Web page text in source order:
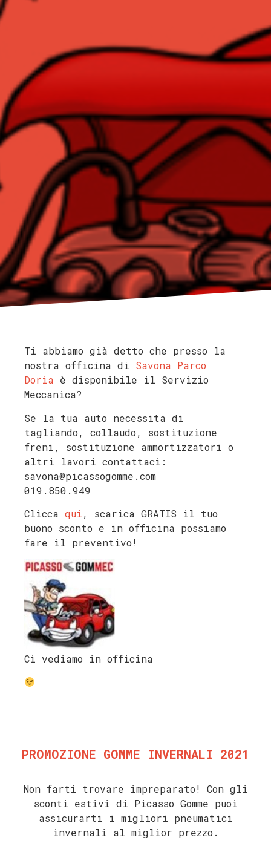
Ti abbiamo già detto che presso la
nostra officina di Savona Parco
Doria è disponibile il Servizio
Meccanica?
Se la tua auto necessita di
tagliando, collaudo, sostituzione
freni, sostituzione ammortizzatori o
altri lavori contattaci:
savona@picassogomme.com
019.850.949
Clicca qui, scarica GRATIS il tuo
buono sconto e in officina possiamo
fare il preventivo!
Ci vediamo in officina
PROMOZIONE GOMME INVERNALI 2021
Non farti trovare impreparato! Con gli
sconti estivi di Picasso Gomme puoi
assicurarti i migliori pneumatici
invernali al miglior prezzo.